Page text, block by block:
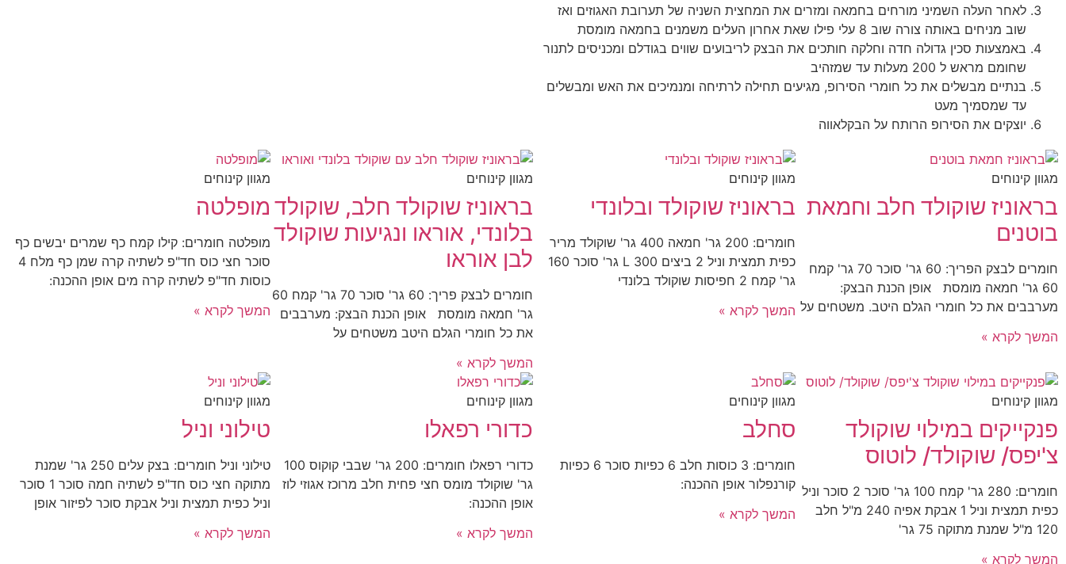
לאחר העלה השמיני מורחים בחמאה ומזרים את המחצית השניה של תערובת האגוזים ואז
שוב מניחים באותה צורה שוב 8 עלי פילו שאת אחרון העלים משמנים בחמאה מומסת
באמצעות סכין גדולה חדה וחלקה חותכים את הבצק לריבועים שווים בגודלם ומכניסים לתנור
שחומם מראש ל 200 מעלות עד שמזהיב
בנתיים מבשלים את כל חומרי הסירופ, מגיעים תחילה לרתיחה ומנמיכים את האש ומבשלים
עד שמסמיך מעט
יוצקים את הסירופ הרותח על הבקלאווה
מגוון קינוחים
בראוניז שוקולד חלב וחמאת
בוטנים
חומרים לבצק הפריך: 60 גר' סוכר 70 גר' קמח
60 גר' חמאה מומסת אופן הכנת הבצק:
מערבבים את כל חומרי הגלם היטב. משטחים על
המשך לקרא »
מגוון קינוחים
בראוניז שוקולד ובלונדי
חומרים: 200 גר' חמאה 400 גר' שוקולד מריר
כפית תמצית וניל 2 ביצים L 300 גר' סוכר 160
גר' קמח 2 חפיסות שוקולד בלונדי
המשך לקרא »
מגוון קינוחים
בראוניז שוקולד חלב, שוקולד
בלונדי, אוראו ונגיעות שוקולד
לבן אוראו
חומרים לבצק פריך: 60 גר' סוכר 70 גר' קמח 60
גר' חמאה מומסת אופן הכנת הבצק: מערבבים
את כל חומרי הגלם היטב משטחים על
המשך לקרא »
מגוון קינוחים
מופלטה
מופלטה חומרים: קילו קמח כף שמרים יבשים כף
סוכר חצי כוס חד"פ לשתיה קרה שמן כף מלח 4
כוסות חד"פ לשתיה קרה מים אופן ההכנה:
המשך לקרא »
מגוון קינוחים
פנקייקים במילוי שוקולד
צ'יפס/ שוקולד/ לוטוס
חומרים: 280 גר' קמח 100 גר' סוכר 2 סוכר וניל
כפית תמצית וניל 1 אבקת אפיה 240 מ"ל חלב
120 מ"ל שמנת מתוקה 75 גר'
המשך לקרא »
מגוון קינוחים
סחלב
חומרים: 3 כוסות חלב 6 כפיות סוכר 6 כפיות
קורנפלור אופן ההכנה:
המשך לקרא »
מגוון קינוחים
כדורי רפאלו
כדורי רפאלו חומרים: 200 גר' שבבי קוקוס 100
גר' שוקולד מומס חצי פחית חלב מרוכז אגוזי לוז
אופן ההכנה:
המשך לקרא »
מגוון קינוחים
טילוני וניל
טילוני וניל חומרים: בצק עלים 250 גר' שמנת
מתוקה חצי כוס חד"פ לשתיה חמה סוכר 1 סוכר
וניל כפית תמצית וניל אבקת סוכר לפיזור אופן
המשך לקרא »